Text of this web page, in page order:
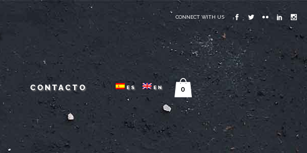
CONNECT WITH US
CONTACTO ES EN 0